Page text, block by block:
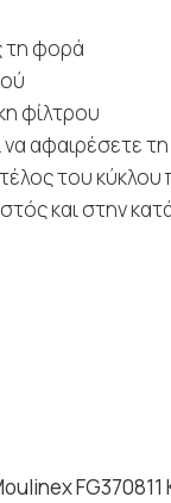
τη φορά
φίλτρου
αφαιρέσετε
του
και στην